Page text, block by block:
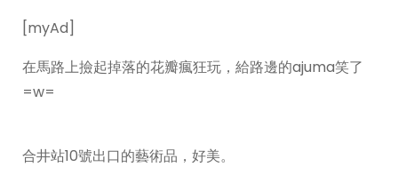
[myAd]
在馬路上撿起掉落的花瓣瘋狂玩，給路邊的ajuma笑了
=w=
合井站10號出口的藝術品，好美。